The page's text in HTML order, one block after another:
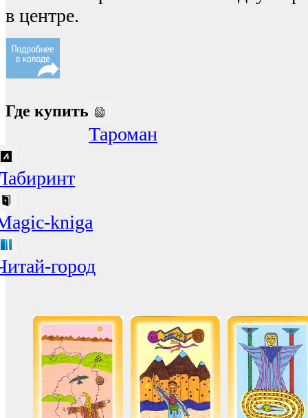
в центре.
Где купить
Тароман
kniga
город